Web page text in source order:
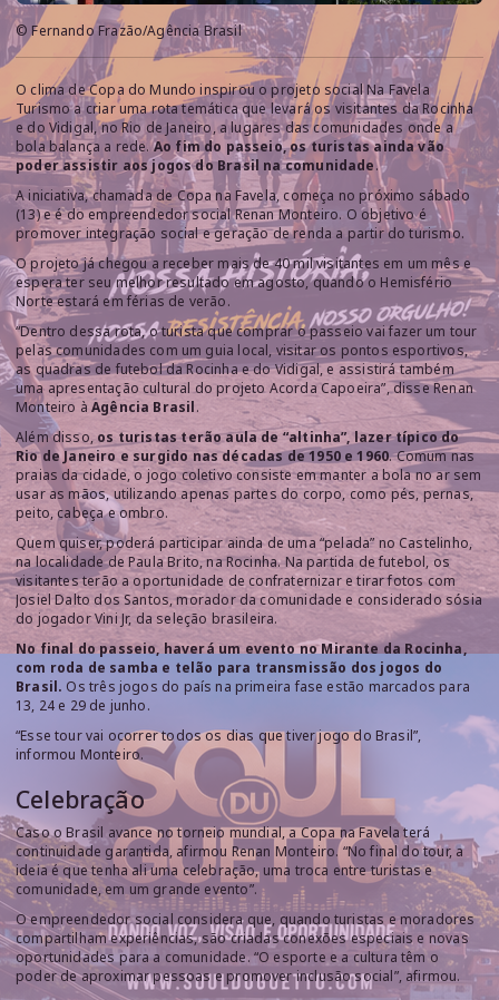
© Fernando Frazão/Agência Brasil
O clima de Copa do Mundo inspirou o projeto social Na Favela
Turismo a criar uma rota temática que levará os visitantes da Rocinha
e do Vidigal, no Rio de Janeiro, a lugares das comunidades onde a
bola balança a rede.Ao fim do passeio, os turistas ainda vão
poder assistir aos jogos do Brasil na comunidade.
A iniciativa, chamada de Copa na Favela, começa no próximo sábado
(13) e é do empreendedor social Renan Monteiro. O objetivo é
promover integração social e geração de renda a partir do turismo.
O projeto já chegou a receber mais de 40 mil visitantes em um mês e
espera ter seu melhor resultado em agosto, quando o Hemisfério
Norte estará em férias de verão.
“Dentro dessa rota, o turista que comprar o passeio vai fazer um tour
pelas comunidades com um guia local, visitar os pontos esportivos,
as quadras de futebol da Rocinha e do Vidigal, e assistirá também
uma apresentação cultural do projeto Acorda Capoeira”, disse Renan
Monteiro à Agência Brasil.
Além disso, os turistas terão aula de “altinha”, lazer típico do
Rio de Janeiro e surgido nas décadas de 1950 e 1960. Comum nas
praias da cidade, o jogo coletivo consiste em manter a bola no ar sem
usar as mãos, utilizando apenas partes do corpo, como pés, pernas,
peito, cabeça e ombro.
Quem quiser, poderá participar ainda de uma “pelada” no Castelinho,
na localidade de Paula Brito, na Rocinha. Na partida de futebol, os
visitantes terão a oportunidade de confraternizar e tirar fotos com
Josiel Dalto dos Santos, morador da comunidade e considerado sósia
do jogador Vini Jr, da seleção brasileira.
No final do passeio, haverá um evento no Mirante da Rocinha,
com roda de samba e telão para transmissão dos jogos do
Brasil. Os três jogos do país na primeira fase estão marcados para
13, 24 e 29 de junho.
“Esse tour vai ocorrer todos os dias que tiver jogo do Brasil”,
informou Monteiro.
Celebração
Caso o Brasil avance no torneio mundial, a Copa na Favela terá
continuidade garantida, afirmou Renan Monteiro. “No final do tour, a
ideia é que tenha ali uma celebração, uma troca entre turistas e
comunidade, em um grande evento”.
O empreendedor social considera que, quando turistas e moradores
compartilham experiências, são criadas conexões especiais e novas
oportunidades para a comunidade. “O esporte e a cultura têm o
poder de aproximar pessoas e promover inclusão social”, afirmou.